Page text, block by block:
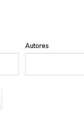
Autores